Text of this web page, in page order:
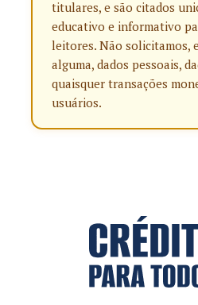
titulares, e são citados
educativo e informativo
leitores. Não solicitamos,
alguma, dados pessoais,
quaisquer transações
usuários.